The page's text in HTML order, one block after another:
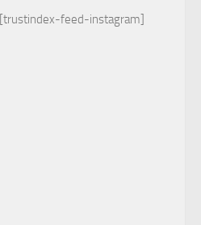
[trustindex-feed-instagram]